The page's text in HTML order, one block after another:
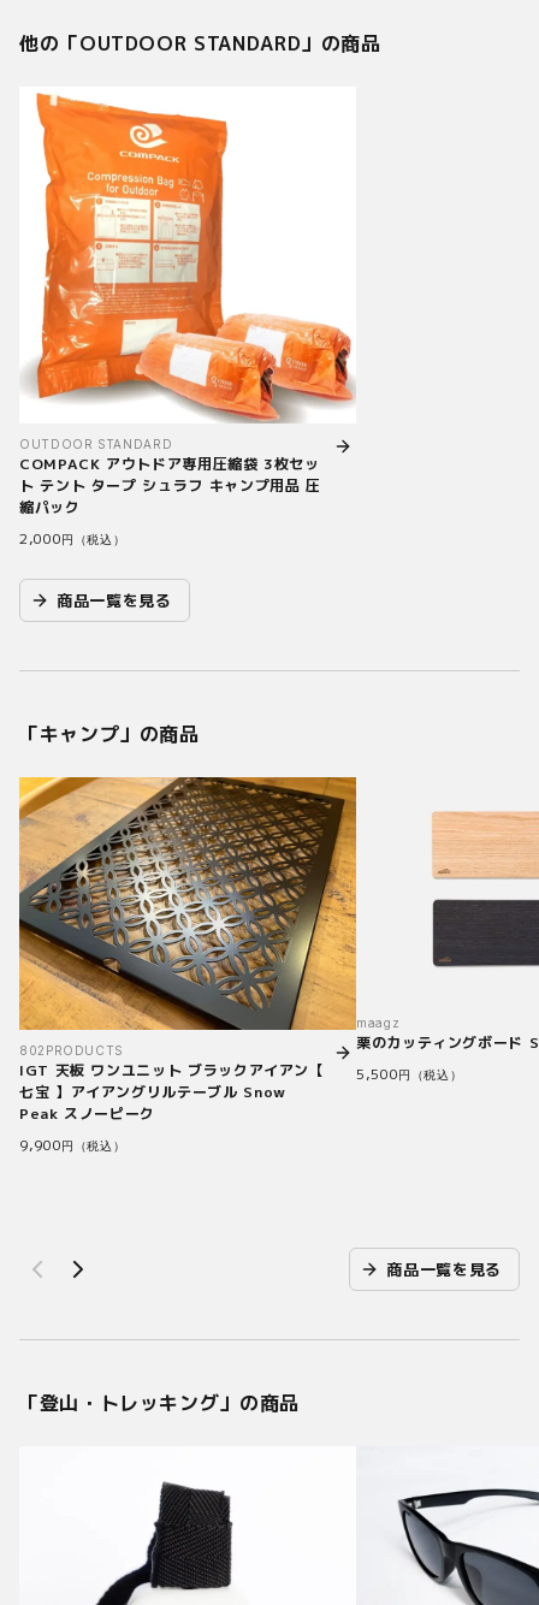
他の「OUTDOOR STANDARD」の商品
OUTDOOR STANDARD
COMPACK アウトドア専用圧縮袋 3枚セッ
ト テント タープ シュラフ キャンプ用品 圧
縮パック
2,000円（税込）
商品一覧を見る
「キャンプ」の商品
802PRODUCTS
IGT 天板 ワンユニット ブラックアイアン【
七宝 】アイアングリルテーブル Snow
Peak スノーピーク
9,900円（税込）
maagz
栗のカッティングボード S
5,500円（税込）
商品一覧を見る
「登山・トレッキング」の商品